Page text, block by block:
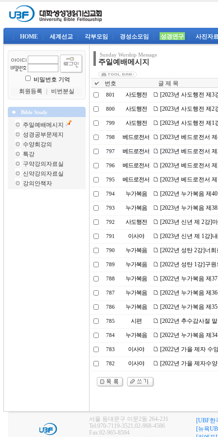
HOME 세계선교 각부모임 경성소모임 성경연구 사진자
비밀번호 기억
회원등록
비번분실
Bible Study
주일예배메시지
성경공부문제지
수양회강의
특강
구약강의자료실
신약강의자료실
강의안책자
Sunday Worship Message
주일예배메시지
번호 글 제 목
801 사도행전 [2023년 사도행전 제
800 사도행전 [2023년 사도행전 제2
799 사도행전 [2023년 사도행전 제
798 베드로전서 [2023년 베드로전서
797 베드로전서 [2023년 베드로전서
796 베드로전서 [2023년 베드로전서
795 베드로전서 [2023년 베드로전서
794 누가복음 [2022년 누가복음 제
793 누가복음 [2023년 누가복음 제
792 사도행전 [2023년 신년 제 2강]
791 이사야 [2023년 신년 제 1강]
790 누가복음 [2022년 성탄 2강]너
789 누가복음 [2022년 성탄 1강]구
788 누가복음 [2022년 누가복음 제
787 누가복음 [2022년 누가복음 제
786 누가복음 [2022년 누가복음 제
785 시편 [2022년 추수감사절
784 누가복음 [2022년 누가복음 제
783 이사야 [2022년 가을 제자 수
782 이사야 [2022년 가을 제자수
서울 동대문구 이문2동 264-231
Tel:070-7119-3521,02-968-4586
Fax:02-965-8594
[UBF한
[뉴욕